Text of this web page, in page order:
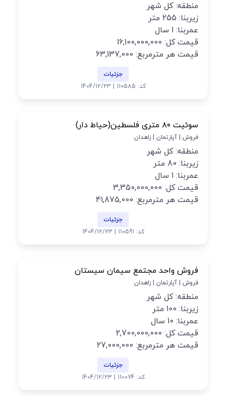
منطقه: کل شهر
زیربنا: 255 متر
عمربنا: 1 سال
قیمت کل: 16,100,000,000
قیمت هر مترمربع: 63,137,000
جزئیات
کد: 110585 | 1404/12/23
سوئیت ۸۰ متری فلسطین(حیاط دار)
فروش | آپارتمان | زاهدان
منطقه: کل شهر
زیربنا: 80 متر
عمربنا: 1 سال
قیمت کل: 3,350,000,000
قیمت هر مترمربع: 41,875,000
جزئیات
کد: 110591 | 1404/12/23
فروش واحد مجتمع سیمان سیستان
فروش | آپارتمان | زاهدان
منطقه: کل شهر
زیربنا: 100 متر
عمربنا: 10 سال
قیمت کل: 2,700,000,000
قیمت هر مترمربع: 27,000,000
جزئیات
کد: 110074 | 1404/12/23